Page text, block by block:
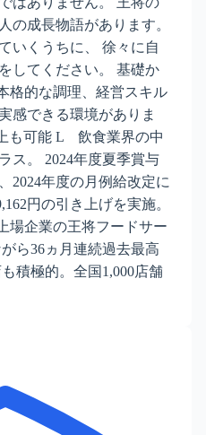
の成長物語があります。
いくうちに、 徐々に自
してください。 基礎か
的な調理、経営スキル
感できる環境がありま
も可能 L 飲食業界の中
ス。 2024年度夏季賞与
2024年度の月例給改定に
円の引き上げを実施。
企業の王将フードサー
ら36ヵ月連続過去最高
積極的。全国1,000店舗